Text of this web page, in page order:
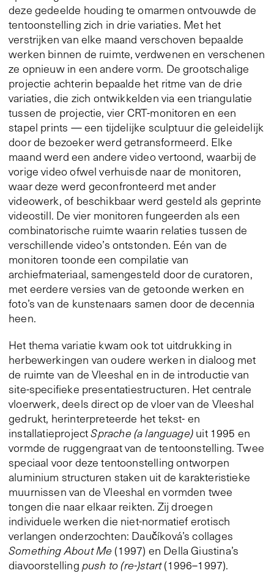
deze gedeelde houding te omarmen ontvouwde de
tentoonstelling zich in drie variaties. Met het
verstrijken van elke maand verschoven bepaalde
werken binnen de ruimte, verdwenen en verschenen
ze opnieuw in een andere vorm. De grootschalige
projectie achterin bepaalde het ritme van de drie
variaties, die zich ontwikkelden via een triangulatie
tussen de projectie, vier CRT-monitoren en een
stapel prints — een tijdelijke sculptuur die geleidelijk
door de bezoeker werd getransformeerd. Elke
maand werd een andere video vertoond, waarbij de
vorige video ofwel verhuisde naar de monitoren,
waar deze werd geconfronteerd met ander
videowerk, of beschikbaar werd gesteld als geprinte
videostill. De vier monitoren fungeerden als een
combinatorische ruimte waarin relaties tussen de
verschillende video’s ontstonden. Eén van de
monitoren toonde een compilatie van
archiefmateriaal, samengesteld door de curatoren,
met eerdere versies van de getoonde werken en
foto’s van de kunstenaars samen door de decennia
heen.
Het thema variatie kwam ook tot uitdrukking in
herbewerkingen van oudere werken in dialoog met
de ruimte van de Vleeshal en in de introductie van
site-specifieke presentatiestructuren. Het centrale
vloerwerk, deels direct op de vloer van de Vleeshal
gedrukt, herinterpreteerde het tekst- en
installatieprojectSprache (a language) uit 1995 en
vormde de ruggengraat van de tentoonstelling. Twee
speciaal voor deze tentoonstelling ontworpen
aluminium structuren staken uit de karakteristieke
muurnissen van de Vleeshal en vormden twee
tongen die naar elkaar reikten. Zij droegen
individuele werken die niet-normatief erotisch
verlangen onderzochten: Daučíková’s collages
Something About Me (1997) en Della Giustina’s
diavoorstelling push to (re-)start(1996–1997).